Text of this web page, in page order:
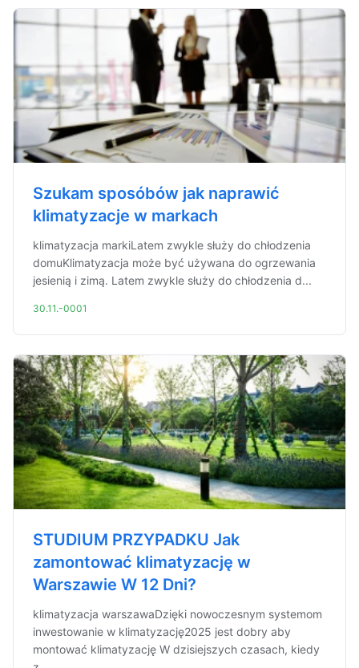
Szukam sposóbów jak naprawić
klimatyzacje w markach
klimatyzacja markiLatem zwykle służy do chłodzenia
domuKlimatyzacja może być używana do ogrzewania
jesienią i zimą. Latem zwykle służy do chłodzenia d...
30.11.-0001
STUDIUM PRZYPADKU Jak
zamontować klimatyzację w
Warszawie W 12 Dni?
klimatyzacja warszawaDzięki nowoczesnym systemom
inwestowanie w klimatyzację2025 jest dobry aby
montować klimatyzację W dzisiejszych czasach, kiedy